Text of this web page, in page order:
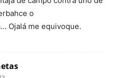
o
Ojalá me equivoque.